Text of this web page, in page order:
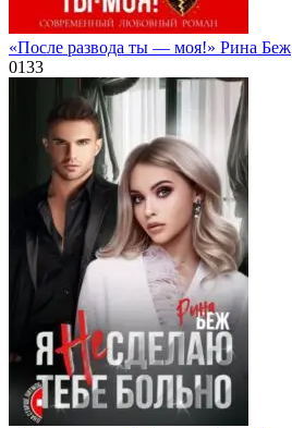
«После развода ты — моя!» Рина Беж
0133